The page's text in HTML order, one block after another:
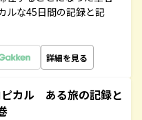
ルな45日間の記録と記
詳細を見る
ピカル ある旅の記録と